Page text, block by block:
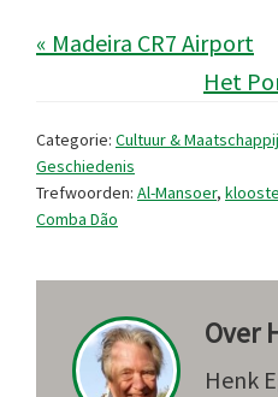
« Madeira CR7 Airport
Het
Categorie: Cultuur & Maatschappij
Geschiedenis
Trefwoorden: Al-Mansoer,
Comba Dão
Over
Henk